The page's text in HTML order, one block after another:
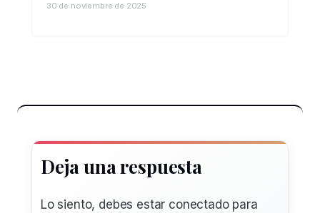
30 de noviembre de 2025
Deja una respuesta
Lo siento, debes estar conectadopara